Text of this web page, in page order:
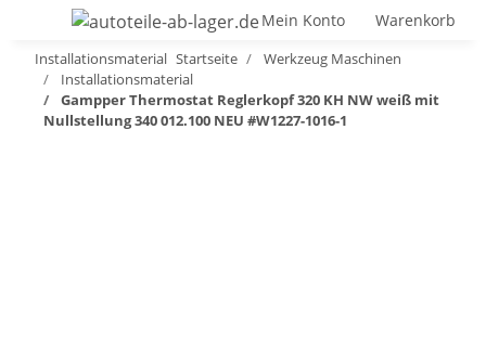
Mein Konto Warenkorb
Installationsmaterial Startseite
Werkzeug Maschinen
Installationsmaterial
Gampper Thermostat Reglerkopf 320 KH NW weiß mit
Nullstellung 340 012.100 NEU #W1227-1016-1